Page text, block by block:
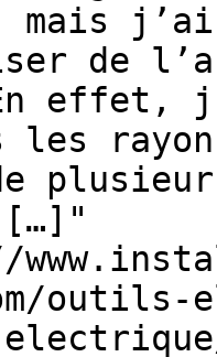
mais
de
effet,
les
[…]"
outils-